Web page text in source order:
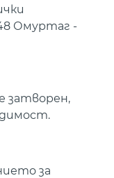
Омуртаг -
затворен,
за